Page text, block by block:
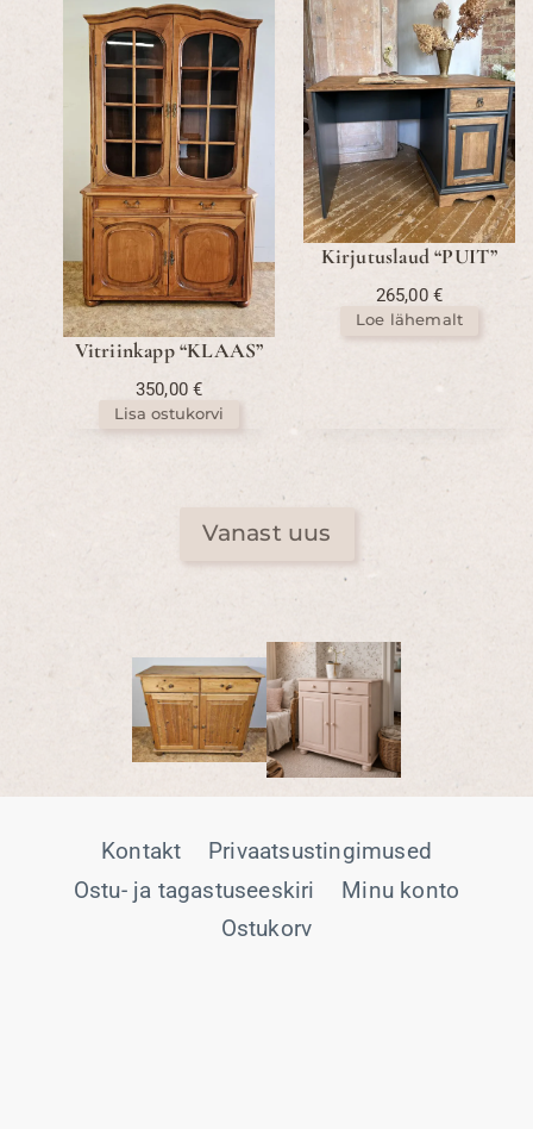
Vitriinkapp “KLAAS”
350,00€
Lisa ostukorvi
Kirjutuslaud “PUIT”
265,00€
Loe lähemalt
Vanast uus
Kontakt
Privaatsustingimused
Ostu- ja tagastuseeskiri
Minu konto
Ostukorv